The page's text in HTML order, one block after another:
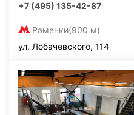
+7 (495) 135-42-87
Раменки(900 м)
ул. Лобачевского, 114